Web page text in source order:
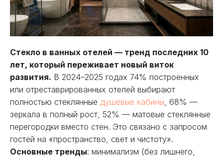
Стекло в ванных отелей — тренд последних 10
лет, который переживает новый виток
развития. В 2024–2025 годах 74% построенных
или отреставрированных отелей выбирают
полностью стеклянные душевые кабины , 68% —
зеркала в полный рост, 52% — матовые стеклянные
перегородки вместо стен. Это связано с запросом
гостей на «пространство, свет и чистоту».
Основные тренды: минимализм (без лишнего,